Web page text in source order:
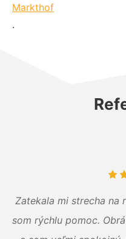
Markthof
.
Zatekala mi strecha na
som rýchlu pomoc.